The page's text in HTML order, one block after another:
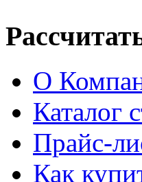
О
Каталог
Прайс-
Как